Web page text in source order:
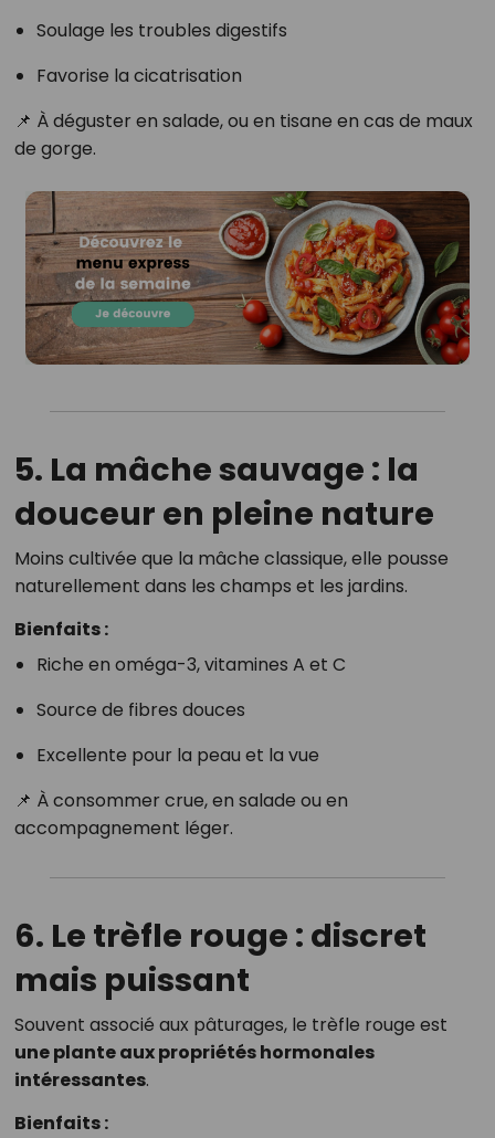
Soulage les troubles digestifs
Favorise la cicatrisation
📌 À déguster en salade, ou en tisane en cas de maux
de gorge.
5. La mâche sauvage : la
douceur en pleine nature
Moins cultivée que la mâche classique, elle pousse
naturellement dans les champs et les jardins.
Bienfaits :
Riche en oméga-3, vitamines A et C
Source de fibres douces
Excellente pour la peau et la vue
📌 À consommer crue, en salade ou en
accompagnement léger.
6. Le trèfle rouge : discret
mais puissant
Souvent associé aux pâturages, le trèfle rouge est
une plante aux propriétés hormonales
intéressantes.
Bienfaits :